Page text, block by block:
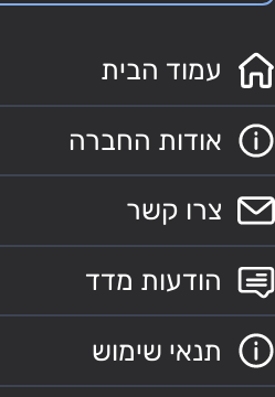
עמוד הבית
אודות החברה
צרו קשר
הודעות מדד
תנאי שימוש